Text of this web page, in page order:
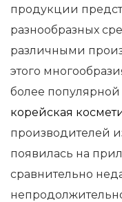
продукции
разнообразных
различными
этого
более
корейская
производителей
появилась на
сравнительно